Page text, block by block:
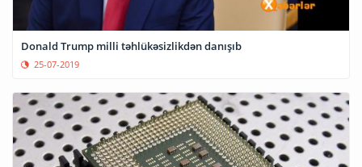
Donald Trump milli təhlükəsizlikdən danışıb
25-07-2019